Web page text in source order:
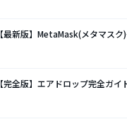
【最新版】MetaMask(メタマス
【完全版】エアドロップ完全ガイ